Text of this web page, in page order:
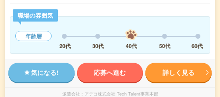
職場の雰囲気
年齢層
20代
30代 40代 50代 60代
気になる! 応募へ進む 詳しく見る
派遣会社 アデコ株式会社 Tech Talent事業本部